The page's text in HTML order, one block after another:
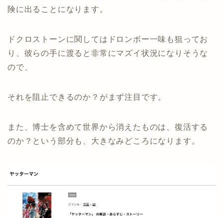
険に出ることになります。
ドクロストーンに関してはドロンボー一味も狙ってお
り、彼らの手に渡ると非常にマズイ状況になりそうな
ので、
それを阻止できるのか？がまず注目です。
また、博士を含めて世界から消えたものは、復活する
のか？という部分も、大きなみどころになります。